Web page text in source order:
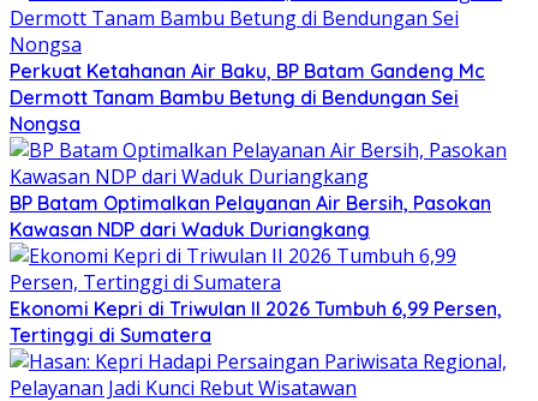
Perkuat Ketahanan Air Baku, BP Batam Gandeng Mc
Dermott Tanam Bambu Betung di Bendungan Sei
Nongsa
BP Batam Optimalkan Pelayanan Air Bersih, Pasokan
Kawasan NDP dari Waduk Duriangkang
Ekonomi Kepri di Triwulan II 2026 Tumbuh 6,99 Persen,
Tertinggi di Sumatera